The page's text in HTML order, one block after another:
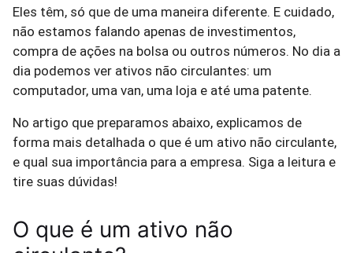
Eles têm, só que de uma maneira diferente. E cuidado,
não estamos falando apenas de investimentos,
compra de ações na bolsa ou outros números. No dia a
dia podemos ver ativos não circulantes: um
computador, uma van, uma loja e até uma patente.
No artigo que preparamos abaixo, explicamos de
forma mais detalhada o que é um ativo não circulante,
e qual sua importância para a empresa. Siga a leitura e
tire suas dúvidas!
O que é um ativo não